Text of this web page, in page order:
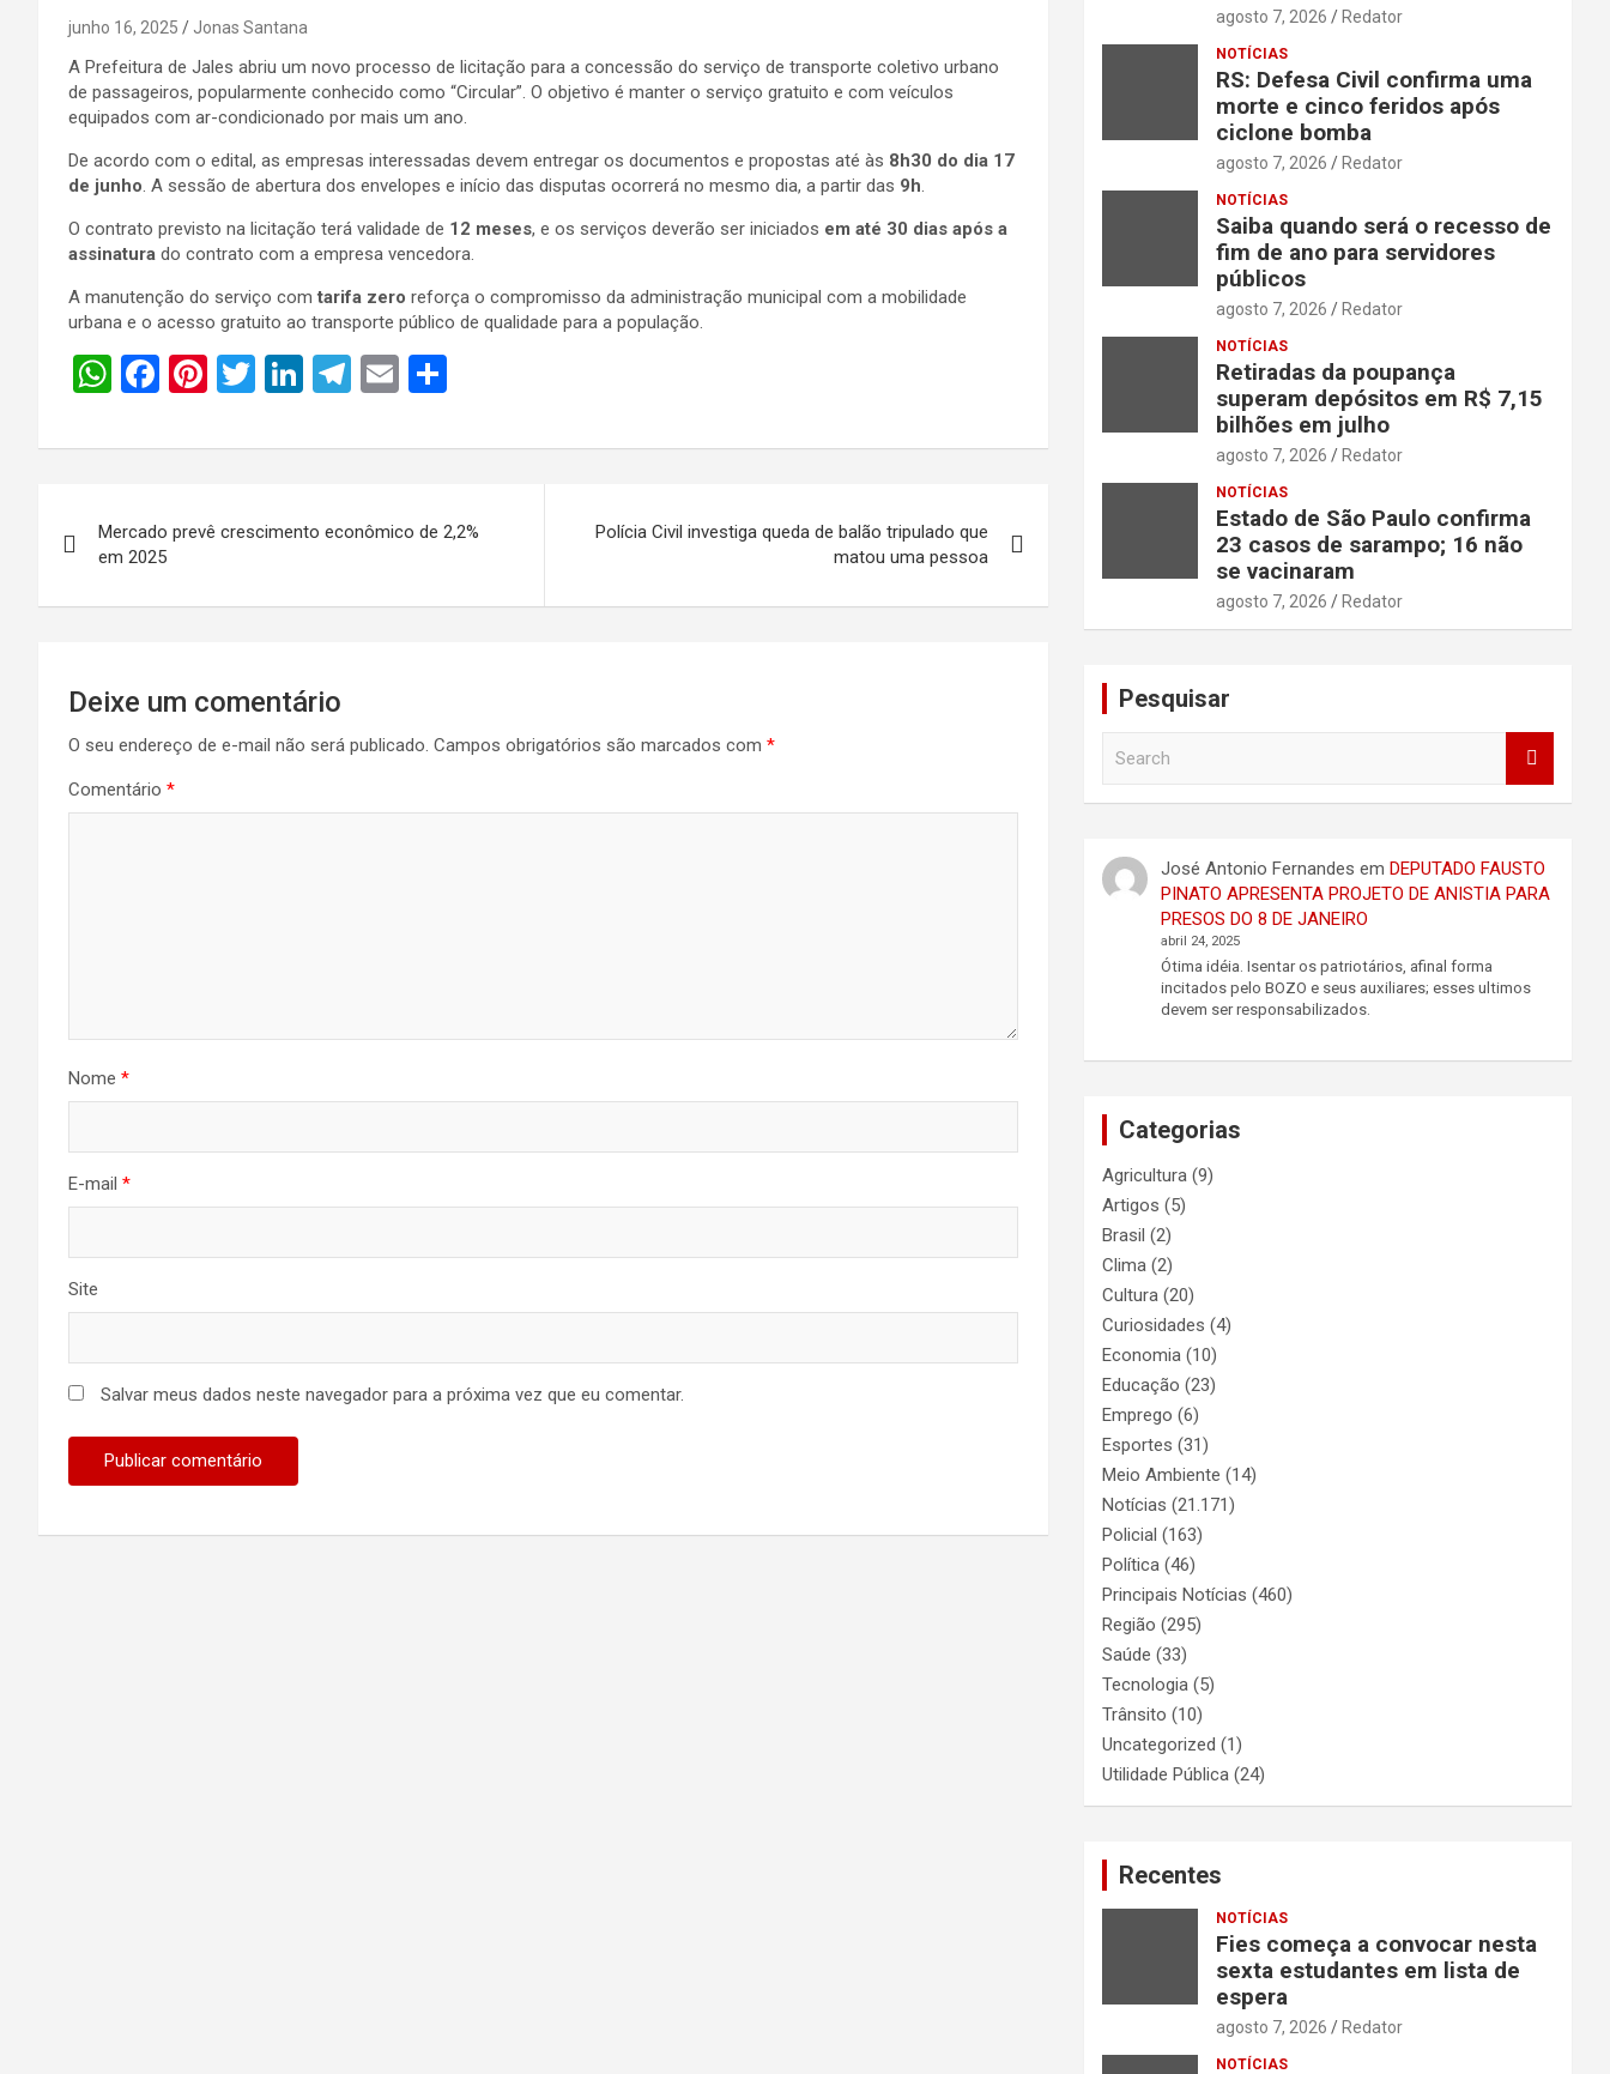
junho 16, 2025 Jonas Santana
A Prefeitura de Jales abriu um novo processo de licitação para a concessão do serviço de transporte coletivo urbano
de passageiros, popularmente conhecido como “Circular”. O objetivo é manter o serviço gratuito e com veículos
equipados com ar-condicionado por mais um ano.
De acordo com o edital, as empresas interessadas devem entregar os documentos e propostas até às 8h30 do dia 17
de junho. A sessão de abertura dos envelopes e início das disputas ocorrerá no mesmo dia, a partir das 9h.
O contrato previsto na licitação terá validade de 12 meses, e os serviços deverão ser iniciados em até 30 dias após a
assinatura do contrato com a empresa vencedora.
A manutenção do serviço comtarifa zero reforça o compromisso da administração municipal com a mobilidade
urbana e o acesso gratuito ao transporte público de qualidade para a população.
W
at
A
p
p
F
ce
o
o
k
Pi
er
t
T
tt
Li
ke
n
T
e
a
E
ail ar
de
Post
Mercado prevê crescimento econômico de 2,2%
em 2025
Polícia Civil investiga queda de balão tripulado que
matou uma pessoa
Deixe um comentário
O seu endereço de e-mail não será publicado. Campos obrigatórios são marcados com *
Comentário *
Nome *
E-mail *
Site
Salvar meus dados neste navegador para a próxima vez que eu comentar.
agosto 7, 2026 Redator
NOTÍCIAS
RS: Defesa Civil confirma uma
morte e cinco feridos após
ciclone bomba
agosto 7, 2026 Redator
NOTÍCIAS
Saiba quando será o recesso de
fim de ano para servidores
públicos
agosto 7, 2026 Redator
NOTÍCIAS
Retiradas da poupança
superam depósitos em R$ 7,15
bilhões em julho
agosto 7, 2026 Redator
NOTÍCIAS
Estado de São Paulo confirma
23 casos de sarampo; 16 não
se vacinaram
agosto 7, 2026 Redator
Pesquisar
h
José Antonio Fernandes emDEPUTADO FAUSTO
PINATO APRESENTA PROJETO DE ANISTIA PARA
PRESOS DO 8 DE JANEIRO
abril 24, 2025
Ótima idéia. Isentar os patriotários, afinal forma
incitados pelo BOZO e seus auxiliares; esses ultimos
devem ser responsabilizados.
Categorias
Agricultura (9)
Artigos (5)
Brasil (2)
Clima (2)
Cultura (20)
Curiosidades (4)
Economia (10)
Educação (23)
Emprego (6)
Esportes (31)
Meio Ambiente (14)
Notícias (21.171)
Policial (163)
Política (46)
Principais Notícias (460)
Região (295)
Saúde (33)
Tecnologia (5)
Trânsito (10)
Uncategorized (1)
Utilidade Pública (24)
Recentes
NOTÍCIAS
Fies começa a convocar nesta
sexta estudantes em lista de
espera
agosto 7, 2026 Redator
NOTÍCIAS